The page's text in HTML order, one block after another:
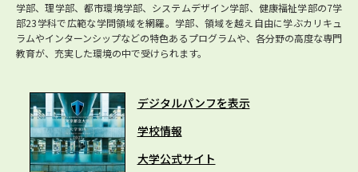
学部、理学部、都市環境学部、システムデザイン学部、健康福祉学部の7学
部23学科で広範な学問領域を網羅。学部、領域を越え自由に学ぶカリキュ
ラムやインターンシップなどの特色あるプログラムや、各分野の高度な専門
教育が、充実した環境の中で受けられます。
デジタルパンフを表示
学校情報
大学公式サイト